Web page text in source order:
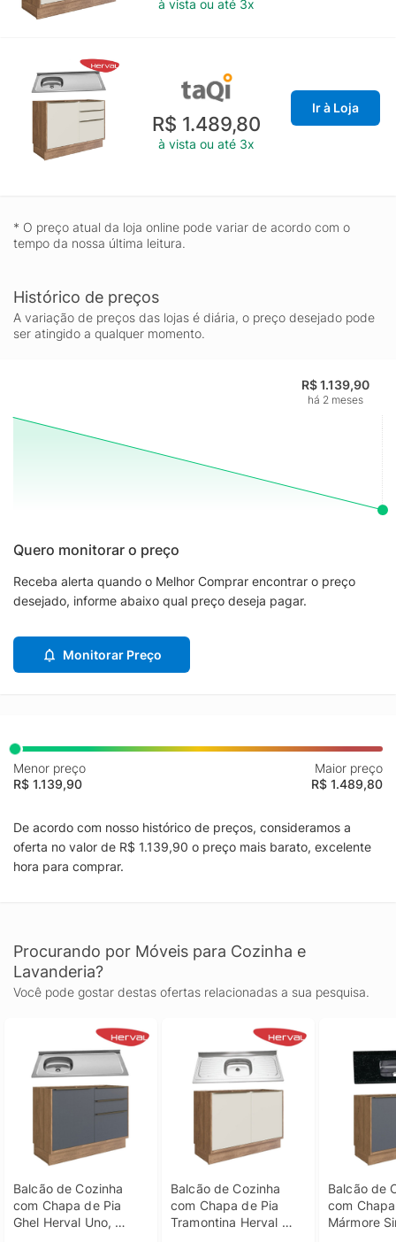
à vista ou até 3x
R$ 1.489,80
à vista ou até 3x
Ir à Loja
* O preço atual da loja online pode variar de acordo com o
tempo da nossa última leitura.
Histórico de preços
A variação de preços das lojas é diária, o preço desejado pode
ser atingido a qualquer momento.
R$ 1.139,90
há 2 meses
Quero monitorar o preço
Receba alerta quando o Melhor Comprar encontrar o preço
desejado, informe abaixo qual preço deseja pagar.
Monitorar Preço
Menor preço
R$ 1.139,90
Maior preço
R$ 1.489,80
De acordo com nosso histórico de preços, consideramos a
oferta no valor de R$ 1.139,90 o preço mais barato, excelente
hora para comprar.
Procurando por Móveis para Cozinha e
Lavanderia?
Você pode gostar destas ofertas relacionadas a sua pesquisa.
Balcão de Cozinha
com Chapa de Pia
Ghel Herval Uno,
Balcão de Cozinha
com Chapa de Pia
Tramontina Herval
Balcão de
com
Mármore